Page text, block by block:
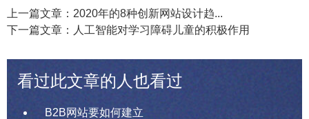
上一篇文章：2020年的8种创新网站设计趋...
下一篇文章：人工智能对学习障碍儿童的积极作用
看过此文章的人也看过
B2B网站要如何建立